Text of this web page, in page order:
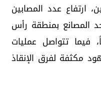
ارتفاع عدد المصابين
المصانع بمنطقة رأس
إلى 54 شخصاً، فيما تتواصل عمليات
جهود مكثفة لفرق الإنقاذ